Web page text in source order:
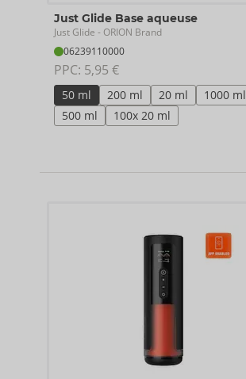
Just Glide Base aqueuse
Just Glide - ORION Brand
06239110000
PPC: 5,95 €
50 ml 200 ml 20 ml
1000 ml
500 ml
100x 20 ml